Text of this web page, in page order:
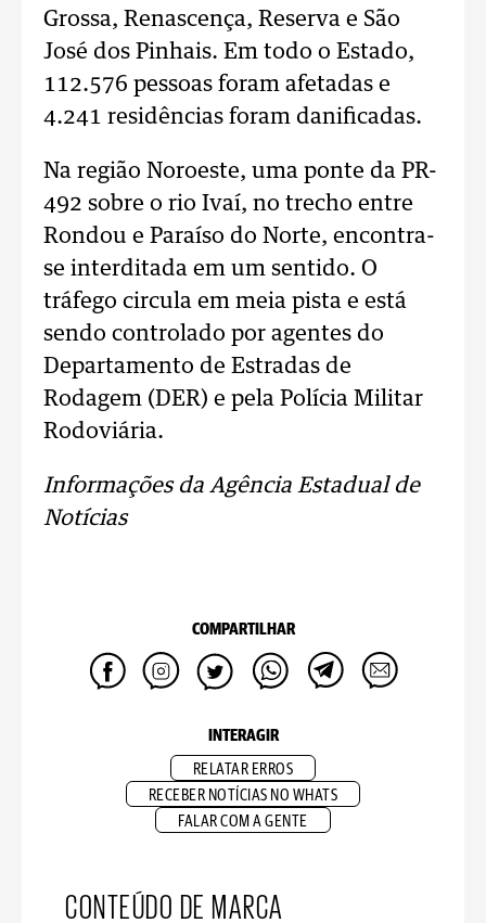
Grossa, Renascença, Reserva e São
José dos Pinhais. Em todo o Estado,
112.576 pessoas foram afetadas e
4.241 residências foram danificadas.
Na região Noroeste, uma ponte da PR-
492 sobre o rio Ivaí, no trecho entre
Rondou e Paraíso do Norte, encontra-
se interditada em um sentido. O
tráfego circula em meia pista e está
sendo controlado por agentes do
Departamento de Estradas de
Rodagem (DER) e pela Polícia Militar
Rodoviária.
Informações da Agência Estadual de
Notícias
COMPARTILHAR
INTERAGIR
RELATAR ERROS
RECEBER NOTÍCIAS NO WHATS
FALAR COM A GENTE
CONTEÚDO DE MARCA